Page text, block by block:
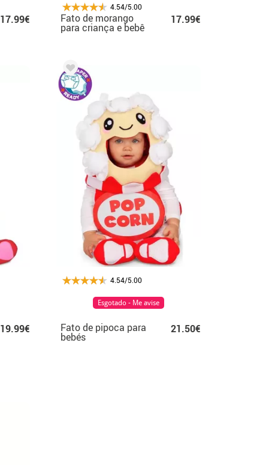
17.99€
4.54/5.00
Fato de morango
para criança e bebê
17.99€
19.99€
4.54/5.00
Fato de pipoca para
bebés
21.50€
Esgotado - Me avise